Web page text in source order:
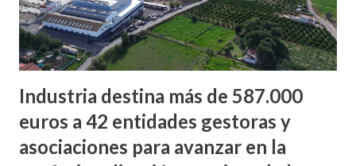
Industria destina más de 587.000
euros a 42 entidades gestoras y
asociaciones para avanzar en la